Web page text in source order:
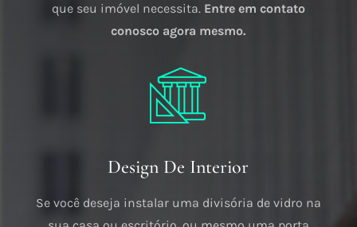
que seu imóvel necessita. Entre em contato
conosco agora mesmo.
Design De Interior
Se você deseja instalar uma divisória de vidro na